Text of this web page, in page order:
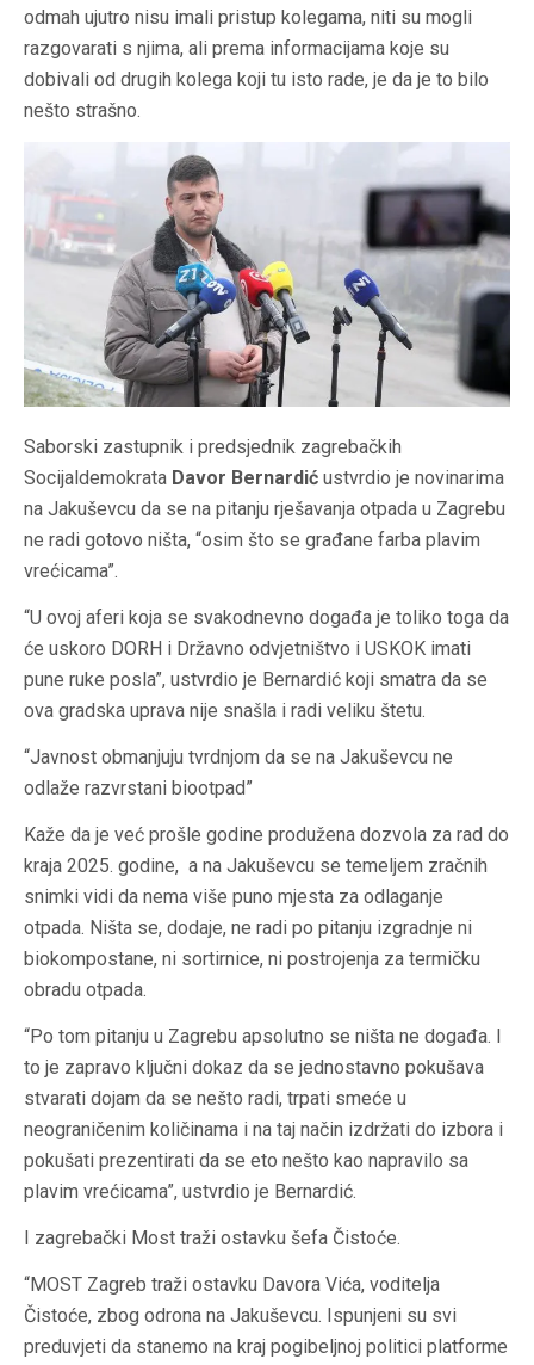
odmah ujutro nisu imali pristup kolegama, niti su mogli
razgovarati s njima, ali prema informacijama koje su
dobivali od drugih kolega koji tu isto rade, je da je to bilo
nešto strašno.
Saborski zastupnik i predsjednik zagrebačkih
Socijaldemokrata Davor Bernardić ustvrdio je novinarima
na Jakuševcu da se na pitanju rješavanja otpada u Zagrebu
ne radi gotovo ništa, “osim što se građane farba plavim
vrećicama”.
“U ovoj aferi koja se svakodnevno događa je toliko toga da
će uskoro DORH i Državno odvjetništvo i USKOK imati
pune ruke posla”, ustvrdio je Bernardić koji smatra da se
ova gradska uprava nije snašla i radi veliku štetu.
“Javnost obmanjuju tvrdnjom da se na Jakuševcu ne
odlaže razvrstani biootpad”
Kaže da je već prošle godine produžena dozvola za rad do
kraja 2025. godine, a na Jakuševcu se temeljem zračnih
snimki vidi da nema više puno mjesta za odlaganje
otpada. Ništa se, dodaje, ne radi po pitanju izgradnje ni
biokompostane, ni sortirnice, ni postrojenja za termičku
obradu otpada.
“Po tom pitanju u Zagrebu apsolutno se ništa ne događa. I
to je zapravo ključni dokaz da se jednostavno pokušava
stvarati dojam da se nešto radi, trpati smeće u
neograničenim količinama i na taj način izdržati do izbora i
pokušati prezentirati da se eto nešto kao napravilo sa
plavim vrećicama”, ustvrdio je Bernardić.
I zagrebački Most traži ostavku šefa Čistoće.
“MOST Zagreb traži ostavku Davora Vića, voditelja
Čistoće, zbog odrona na Jakuševcu. Ispunjeni su svi
preduvjeti da stanemo na kraj pogibeljnoj politici platforme